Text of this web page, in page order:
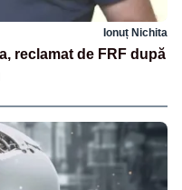
Ionuț Nichita
reclamat de FRF după